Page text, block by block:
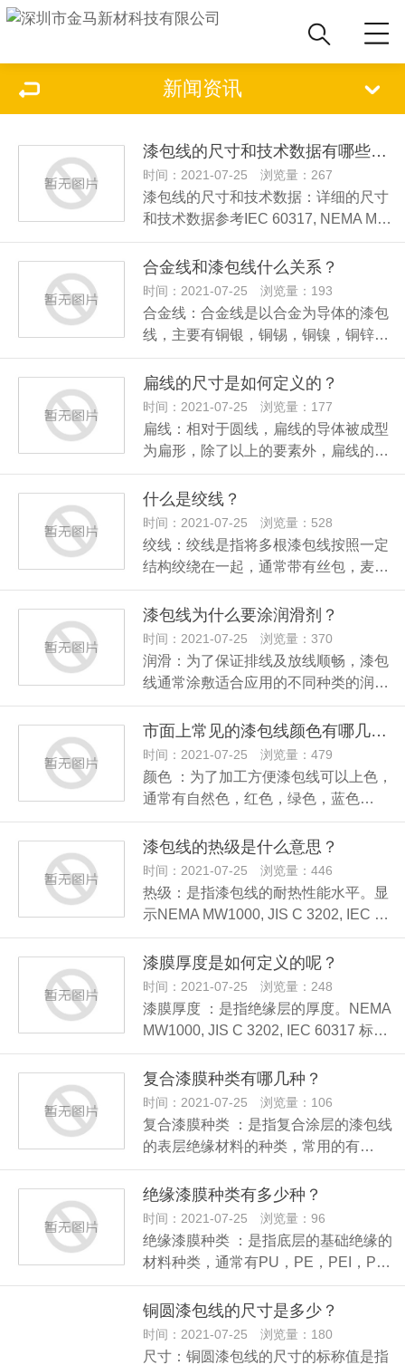
新闻资讯
漆包线的尺寸和技术数据有哪些要求？
时间：2021-07-25 浏览量：267
漆包线的尺寸和技术数据：详细的尺寸
和技术数据参考IEC 60317, NEMA M…
合金线和漆包线什么关系？
时间：2021-07-25 浏览量：193
合金线：合金线是以合金为导体的漆包
线，主要有铜银，铜锡，铜镍，铜锌…
扁线的尺寸是如何定义的？
时间：2021-07-25 浏览量：177
扁线：相对于圆线，扁线的导体被成型
为扁形，除了以上的要素外，扁线的…
什么是绞线？
时间：2021-07-25 浏览量：528
绞线：绞线是指将多根漆包线按照一定
结构绞绕在一起，通常带有丝包，麦…
漆包线为什么要涂润滑剂？
时间：2021-07-25 浏览量：370
润滑：为了保证排线及放线顺畅，漆包
线通常涂敷适合应用的不同种类的润…
市面上常见的漆包线颜色有哪几种？
时间：2021-07-25 浏览量：479
颜色 ：为了加工方便漆包线可以上色，
通常有自然色，红色，绿色，蓝色…
漆包线的热级是什么意思？
时间：2021-07-25 浏览量：446
热级：是指漆包线的耐热性能水平。显
示NEMA MW1000, JIS C 3202, IEC …
漆膜厚度是如何定义的呢？
时间：2021-07-25 浏览量：248
漆膜厚度 ：是指绝缘层的厚度。NEMA
MW1000, JIS C 3202, IEC 60317 标…
复合漆膜种类有哪几种？
时间：2021-07-25 浏览量：106
复合漆膜种类 ：是指复合涂层的漆包线
的表层绝缘材料的种类，常用的有…
绝缘漆膜种类有多少种？
时间：2021-07-25 浏览量：96
绝缘漆膜种类 ：是指底层的基础绝缘的
材料种类，通常有PU，PE，PEI，P…
铜圆漆包线的尺寸是多少？
时间：2021-07-25 浏览量：180
尺寸：铜圆漆包线的尺寸的标称值是指